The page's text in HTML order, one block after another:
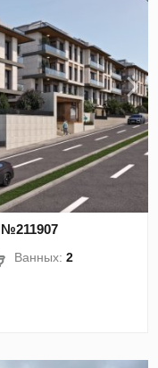
№211907
Ванных:2